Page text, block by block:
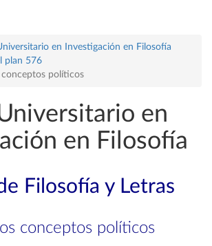
en Investigación en Filosofía
plan 576
conceptos políticos
en
en Filosofía
Filosofía y Letras
conceptos políticos